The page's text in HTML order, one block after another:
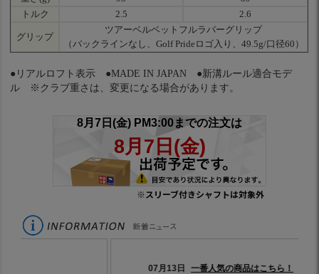
トルク
2.5 2.6
グリップ
ツアーベルベットフルラバーグリップ
（バックラインなし、Golf Prideロゴ入り、49.5g/口径60）
●リアルロフト表示 ●MADE IN JAPAN ●新溝ルール適合モデ
ル ※クラブ重さは、変更になる場合があります。
※スリーブ付きシャフトは対象外